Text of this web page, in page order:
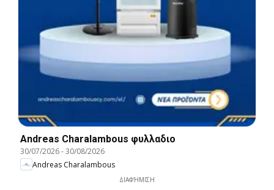
Andreas Charalambous φυλλαδιο
30/07/2026-30/08/2026
Andreas Charalambous
ΔΙΑΦΉΜΙΣΗ